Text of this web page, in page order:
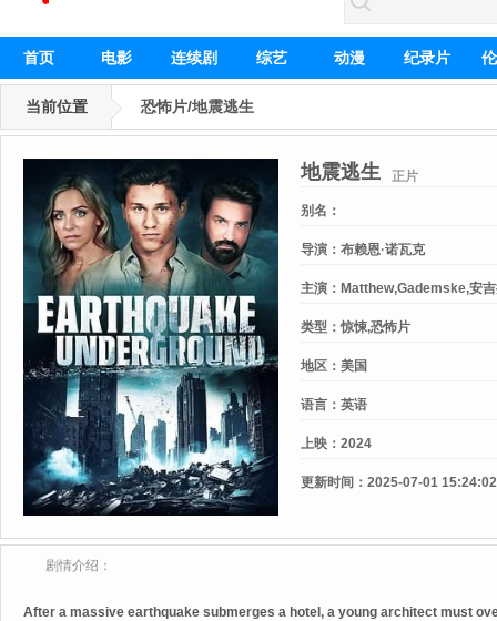
首页 电影 连续剧 综艺 动漫 纪录片
当前位置 恐怖片/地震逃生
地震逃生 正片
别名：
导演： 布赖恩·诺瓦克
主演： Matthew,Gademske,安吉
类型：惊悚,恐怖片
地区： 美国
语言： 英语
上映： 2024
更新时间： 2025-07-01 15:24:02
剧情介绍：
After a massive earthquake submerges a hotel, a young architect must